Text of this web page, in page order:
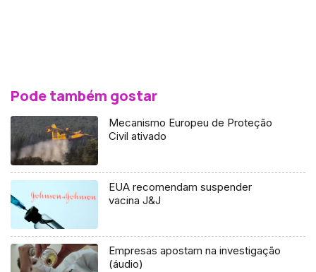
Pode também gostar
Mecanismo Europeu de Proteção
Civil ativado
EUA recomendam suspender
vacina J&J
Empresas apostam na investigação
(áudio)